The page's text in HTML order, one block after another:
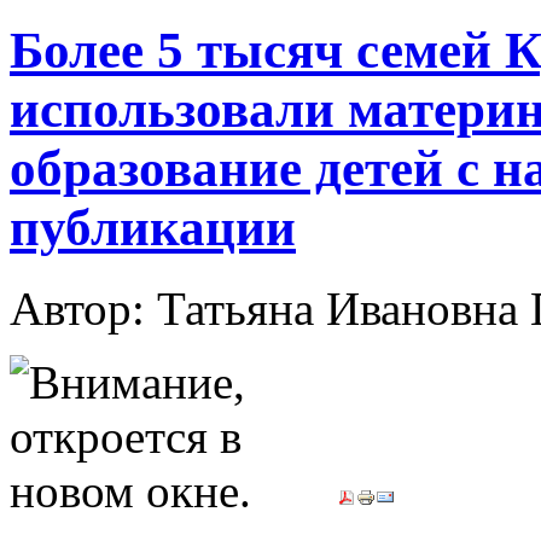
Более 5 тысяч семей
использовали
образование детей с
публикации
Автор: Татьяна